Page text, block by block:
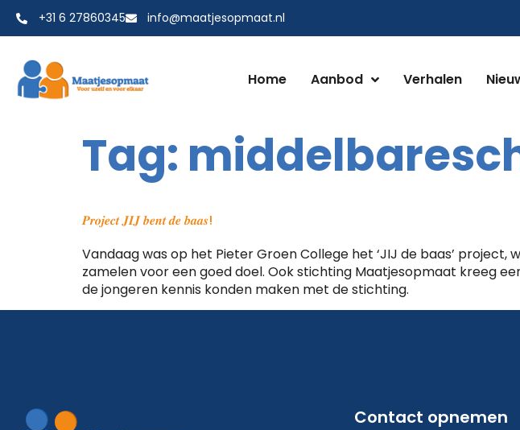
+31 6 27860345 info@maatjesopmaat.nl
Home Aanbod Verhalen
Tag:
𝑷𝒓𝒐𝒋𝒆𝒄𝒕 𝑱𝑰𝑱 𝒃𝒆𝒏𝒕 𝒅𝒆 𝒃𝒂𝒂𝒔!
Vandaag was op het Pieter Groen College het ‘JIJ de baas’
zamelen voor een goed doel. Ook stichting Maatjesopmaat kreeg
de jongeren kennis konden maken met de stichting.
Contact opnemen